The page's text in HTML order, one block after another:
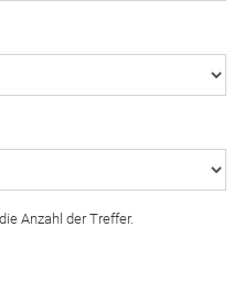
Anzahl der Treffer.